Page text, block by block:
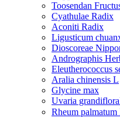
Toosendan
Cyathulae Radix
Aconiti Radix
Ligusticum
Dioscoreae
Andrographis
Eleutherococcus
Aralia chinensis L
Glycine max
Uvaria
Rheum palmatum